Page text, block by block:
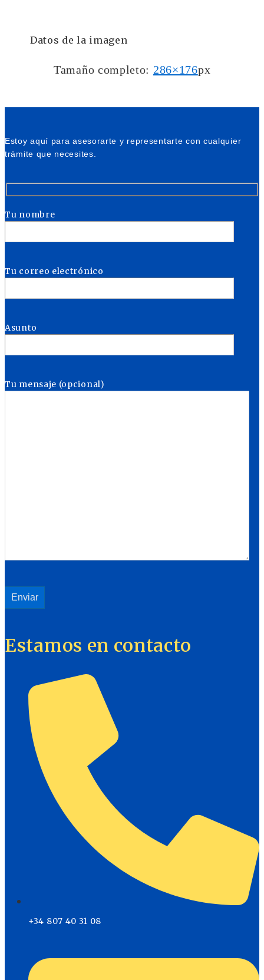
Datos de la imagen
Tamaño completo: 286×176px
Estoy aquí para asesorarte y representarte con cualquier
trámite que necesites.
Tu nombre
Tu correo electrónico
Asunto
Tu mensaje (opcional)
Estamos en contacto
+34 807 40 31 08